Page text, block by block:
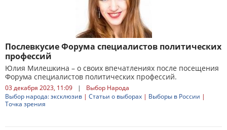
Послевкусие Форума специалистов политических
профессий
Юлия Милешкина – о своих впечатлениях после посещения
Форума специалистов политических профессий.
03 декабря 2023, 11:09 |
Выбор Народа
Выбор народа: эксклюзив | Статьи о выборах | Выборы в России |
Точка зрения